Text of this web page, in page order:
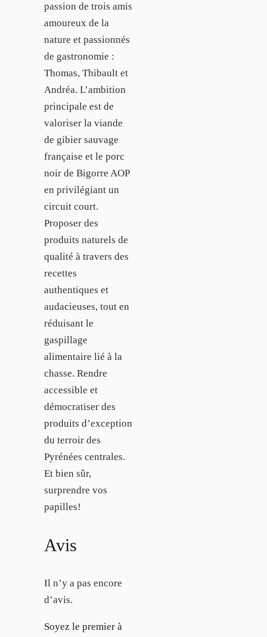
passion de trois amis
amoureux de la
nature et passionnés
de gastronomie :
Thomas, Thibault et
Andréa. L’ambition
principale est de
valoriser la viande
de gibier sauvage
française et le porc
noir de Bigorre AOP
en privilégiant un
circuit court.
Proposer des
produits naturels de
qualité à travers des
recettes
authentiques et
audacieuses, tout en
réduisant le
gaspillage
alimentaire lié à la
chasse. Rendre
accessible et
démocratiser des
produits d’exception
du terroir des
Pyrénées centrales.
Et bien sûr,
surprendre vos
papilles!
Avis
Il n’y a pas encore
d’avis.
Soyez le premier à